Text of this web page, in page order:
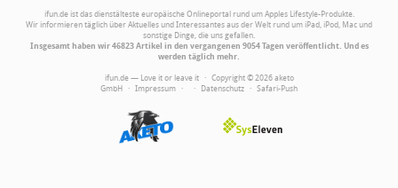
ifun.de ist das dienstälteste europäische Onlineportal rund um Apples Lifestyle-Produkte.
Wir informieren täglich über Aktuelles und Interessantes aus der Welt rund um iPad, iPod, Mac und
sonstige Dinge, die uns gefallen.
Insgesamt haben wir 46823 Artikel in den vergangenen 9054 Tagen veröffentlicht. Und es
werden täglich mehr.
ifun.de — Love it or leave it · Copyright © 2026 aketo
GmbH · Impressum · · Datenschutz · Safari-Push